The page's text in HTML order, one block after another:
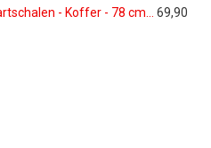
- Koffer - 78 cm...
69,90